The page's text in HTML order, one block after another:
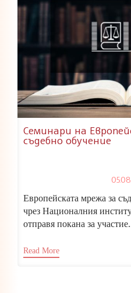
Семинари на
съдебно обучение
Европейската мрежа за
чрез Националния
отправя покана за
Read More